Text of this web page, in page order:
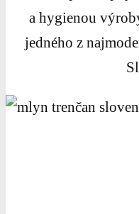
a hygienou
jedného z